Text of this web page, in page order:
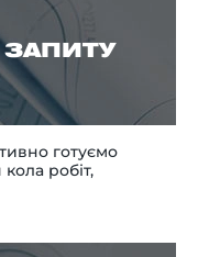
готуємо
робіт,